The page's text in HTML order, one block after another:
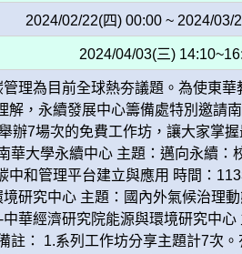
2024/02/22(四) 00:00 ~ 2024/03/
2024/04/03(三)
理為目前全球熱夯議題。為使東
，永續發展中心籌備處特別邀請
辦7場次的免費工作坊，讓大家掌
華大學永續中心 主題：邁向永續：
中和管理平台建立與應用 時間：
研究中心 主題：國內外氣候治理
華經濟研究院能源與環境研究中
註： 1.系列工作坊分享主題計7次